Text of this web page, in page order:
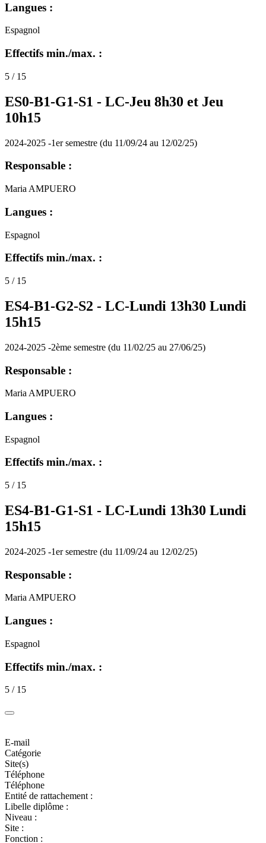
Langues :
Espagnol
Effectifs min./max. :
5 / 15
ES0-B1-G1-S1 - LC-Jeu 8h30 et Jeu
10h15
2024-2025 -1er semestre (du 11/09/24 au 12/02/25)
Responsable :
Maria AMPUERO
Langues :
Espagnol
Effectifs min./max. :
5 / 15
ES4-B1-G2-S2 - LC-Lundi 13h30 Lundi
15h15
2024-2025 -2ème semestre (du 11/02/25 au 27/06/25)
Responsable :
Maria AMPUERO
Langues :
Espagnol
Effectifs min./max. :
5 / 15
ES4-B1-G1-S1 - LC-Lundi 13h30 Lundi
15h15
2024-2025 -1er semestre (du 11/09/24 au 12/02/25)
Responsable :
Maria AMPUERO
Langues :
Espagnol
Effectifs min./max. :
5 / 15
E-mail
Catégorie
Site(s)
Téléphone
Téléphone
Entité de rattachement :
Libelle diplôme :
Niveau :
Site :
Fonction :